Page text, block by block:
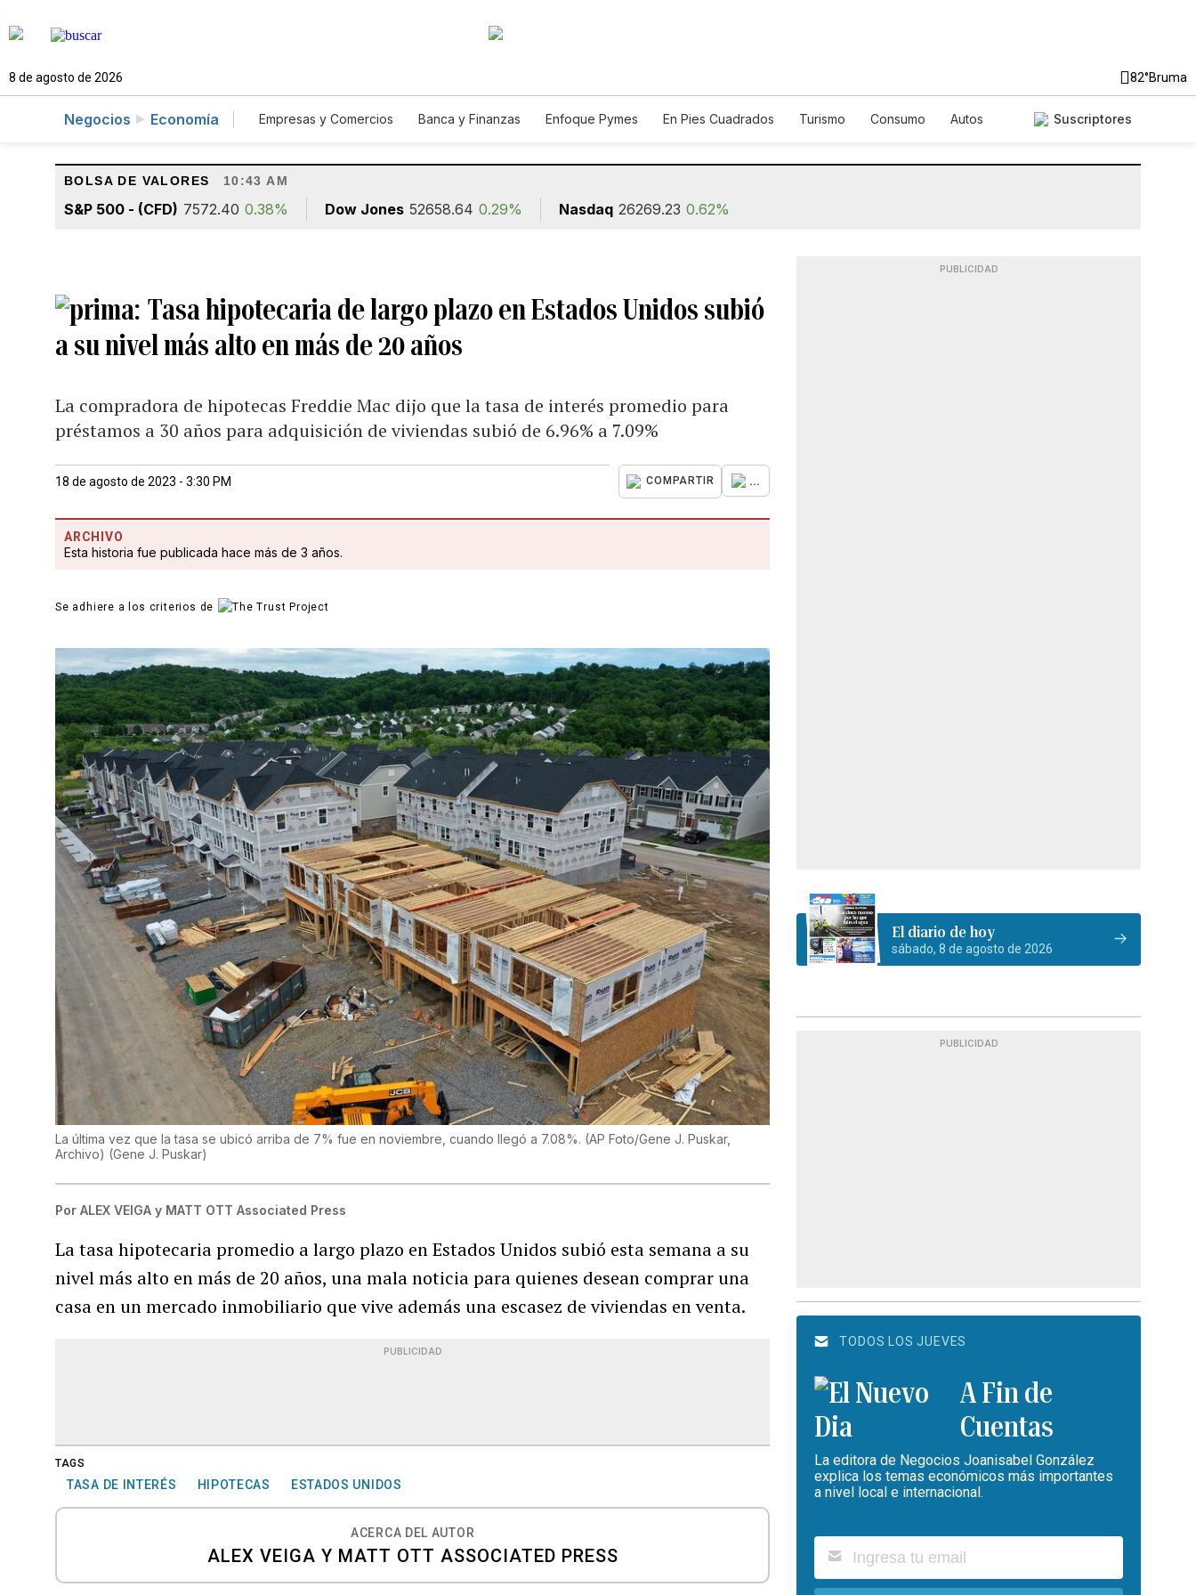
8 de agosto de 2026 82°Bruma
Negocios Economía Empresas y Comercios Banca y Finanzas Enfoque Pymes En Pies Cuadrados Turismo Consumo
Autos
Suscriptores
BOLSA DE VALORES 10:43 AM
S&P 500 - (CFD) 7572.40 0.38% Dow Jones 52658.64 0.29% Nasdaq 26269.23 0.62%
Tasa hipotecaria de largo plazo en Estados Unidos subió
a su nivel más alto en más de 20 años
La compradora de hipotecas Freddie Mac dijo que la tasa de interés promedio para
préstamos a 30 años para adquisición de viviendas subió de 6.96% a 7.09%
18 de agosto de 2023 - 3:30 PM COMPARTIR ...
ARCHIVO
Esta historia fue publicada hace más de 3 años.
Se adhiere a los criterios de
La última vez que la tasa se ubicó arriba de 7% fue en noviembre, cuando llegó a 7.08%. (AP Foto/Gene J. Puskar,
Archivo) (Gene J. Puskar)
Por ALEX VEIGA y MATT OTT Associated Press
La tasa hipotecaria promedio a largo plazo en Estados Unidos subió esta semana a su
nivel más alto en más de 20 años, una mala noticia para quienes desean comprar una
casa en un mercado inmobiliario que vive además una escasez de viviendas en venta.
PUBLICIDAD
TAGS
TASA DE INTERÉS HIPOTECAS ESTADOS UNIDOS
ACERCA DEL AUTOR
ALEX VEIGA Y MATT OTT ASSOCIATED PRESS
PUBLICIDAD
El diario de hoy
sábado, 8 de agosto de 2026
PUBLICIDAD
TODOS LOS JUEVES
A Fin de
Cuentas
La editora de Negocios Joanisabel González
explica los temas económicos más importantes
a nivel local e internacional.